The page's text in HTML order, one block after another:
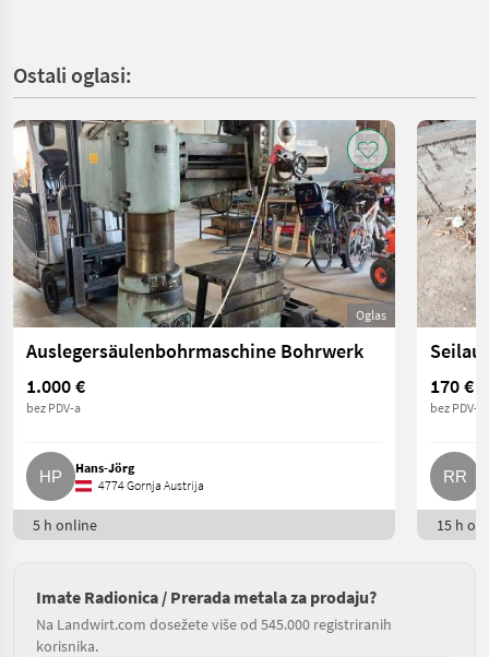
Ostali oglasi:
Oglas
Auslegersäulenbohrmaschine Bohrwerk
1.000 €
bez PDV-a
Hans-Jörg
4774 Gornja Austrija
5 h online
170 €
bez PDV-a
15 h
Imate Radionica / Prerada metala za prodaju?
Na Landwirt.com dosežete više od 545.000 registriranih
korisnika.